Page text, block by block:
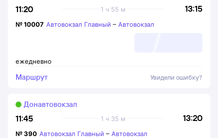
11:20 13:15
1 ч 55 м
ежедневно
№10007 Автовокзал Главный – Автовокзал
Маршрут Увидели ошибку?
11:45 13:20
1 ч 35 м
Донавтовокзал
№390 Автовокзал Главный – Автовокзал